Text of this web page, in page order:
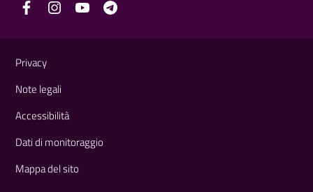
Privacy
Note legali
Accessibilità
Dati di monitoraggio
Mappa del sito